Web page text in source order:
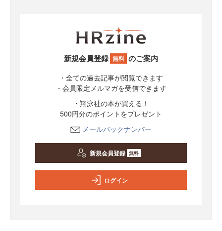
新規会員登録 無料 のご案内
・全ての過去記事が閲覧できます
・会員限定メルマガを受信できます
・翔泳社の本が買える！
500円分のポイントをプレゼント
メールバックナンバー
新規会員登録 無料
ログイン